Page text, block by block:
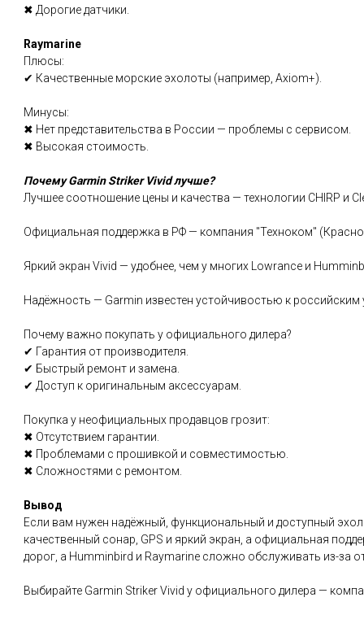
✖ Дорогие датчики.
Raymarine
Плюсы:
✔ Качественные морские эхолоты (например, Axiom+).
Минусы:
✖ Нет представительства в России — проблемы с сервисом.
✖ Высокая стоимость.
Почему Garmin Striker Vivid лучше?
Лучшее соотношение цены и качества — технологии CHIRP и
Официальная поддержка в РФ — компания "Техноком"
Яркий экран Vivid — удобнее, чем у многих Lowrance и
Надёжность — Garmin известен устойчивостью к российским
Почему важно покупать у официального дилера?
✔ Гарантия от производителя.
✔ Быстрый ремонт и замена.
✔ Доступ к оригинальным аксессуарам.
Покупка у неофициальных продавцов грозит:
✖ Отсутствием гарантии.
✖ Проблемами с прошивкой и совместимостью.
✖ Сложностями с ремонтом.
Вывод
Если вам нужен надёжный, функциональный и доступный
качественный сонар, GPS и яркий экран, а официальная
дорог, а Humminbird и Raymarine сложно обслуживать из-за
Выбирайте Garmin Striker Vivid у официального дилера —